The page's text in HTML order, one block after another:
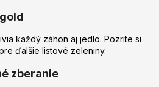
k
y
v
ý
i
každý záhon aj jedlo. Pozrite si
ďalšie listové zeleniny.
zberanie